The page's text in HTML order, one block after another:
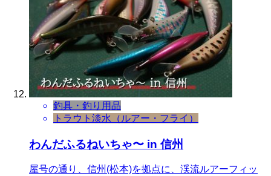
釣具・釣り用品
トラウト 淡水（ルアー・フライ）
わんだふるねいちゃ〜 in 信州
屋号の通り、信州(松本)を拠点に、渓流ルアーフィッ